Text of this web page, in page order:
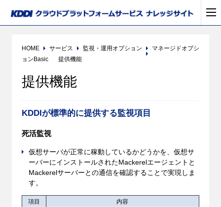
HOME サービス 監視・運用オプション
マネージドオプシ
ョンBasic
提供機能
提供機能
KDDIが標準的に提供する監視項目
死活監視
仮想サーバが正常に稼動しているかどうかを、仮想サ
ーバーにインストールされたMackerelエージェントと
Mackerelサーバーとの通信を確認することで実現しま
す。
項目
内容